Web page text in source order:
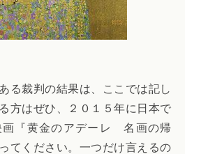
る裁判の結果は、ここでは記し
方はぜひ、２０１５年に日本で
画『黄金のアデーレ 名画の帰
てください。一つだけ言えるの